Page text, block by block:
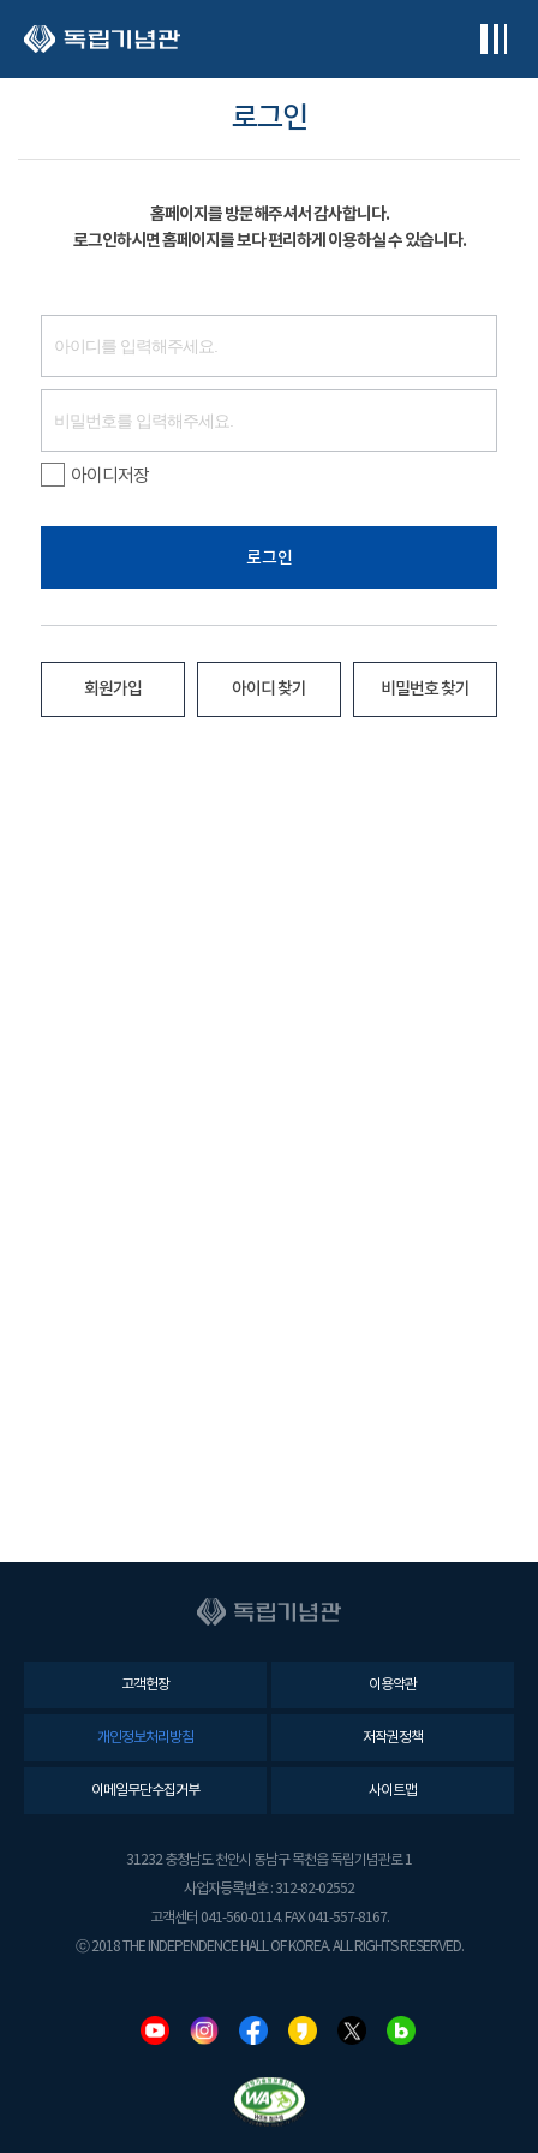
로그인
홈페이지를 방문해주셔서 감사합니다.
로그인하시면 홈페이지를 보다 편리하게 이용하실 수 있습니다.
아이디저장
로그인
회원가입 아이디 찾기 비밀번호 찾기
고객헌장 이용약관
개인정보처리방침 저작권정책
이메일무단수집거부 사이트맵
31232 충청남도 천안시 동남구 목천읍 독립기념관로 1
사업자등록번호 : 312-82-02552
고객센터 041-560-0114. FAX 041-557-8167.
ⓒ 2018 THE INDEPENDENCE HALL OF KOREA. ALL RIGHTS RESERVED.